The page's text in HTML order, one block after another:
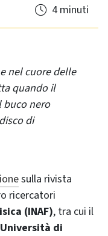
4 minuti
nel cuore delle
quando il
buco nero
di
sulla rivista
ricercatori
(INAF), tra cui il
Università di